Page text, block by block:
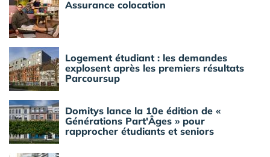
Assurance colocation
Logement étudiant : les demandes
explosent après les premiers résultats
Parcoursup
Domitys lance la 10e édition de «
Générations Part'Âges » pour
rapprocher étudiants et seniors